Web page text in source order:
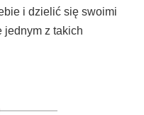
i dzielić się swoimi
jednym z takich